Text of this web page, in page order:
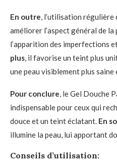
En outre, l’utilisation régulière
améliorer l’aspect général de la
l’apparition des imperfections
plus, il favorise un teint plus
une peau visiblement plus
Pour conclure, le Gel Douche
indispensable pour ceux qui
douce et un teint éclatant. En
illumine la peau, lui apportant
Conseils d’utilisation: